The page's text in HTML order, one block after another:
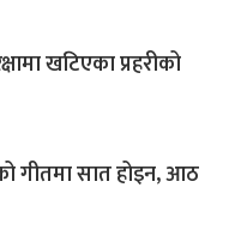
खटिएका प्रहरीको
गीतमा सात होइन, आठ